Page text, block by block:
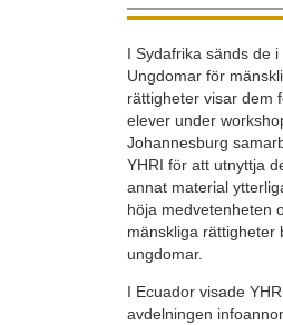
I Sydafrika sänds de i
Ungdomar för
rättigheter visar dem
elever under
Johannesburg
YHRI för att utnyttja
annat material
höja medvetenheten
mänskliga rättigheter
ungdomar.
I Ecuador visade
avdelningen